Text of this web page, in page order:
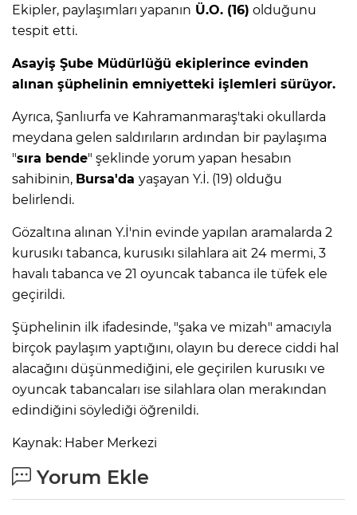
Ekipler, paylaşımları yapanın Ü.O. (16) olduğunu
tespit etti.
Asayiş Şube Müdürlüğü ekiplerince evinden
alınan şüphelinin emniyetteki işlemleri sürüyor.
Ayrıca, Şanlıurfa ve Kahramanmaraş'taki okullarda
meydana gelen saldırıların ardından bir paylaşıma
"sıra bende" şeklinde yorum yapan hesabın
sahibinin, Bursa'da yaşayan Y.İ. (19) olduğu
belirlendi.
Gözaltına alınan Y.İ'nin evinde yapılan aramalarda 2
kurusıkı tabanca, kurusıkı silahlara ait 24 mermi, 3
havalı tabanca ve 21 oyuncak tabanca ile tüfek ele
geçirildi.
Şüphelinin ilk ifadesinde, "şaka ve mizah" amacıyla
birçok paylaşım yaptığını, olayın bu derece ciddi hal
alacağını düşünmediğini, ele geçirilen kurusıkı ve
oyuncak tabancaları ise silahlara olan merakından
edindiğini söylediği öğrenildi.
Kaynak: Haber Merkezi
Yorum Ekle